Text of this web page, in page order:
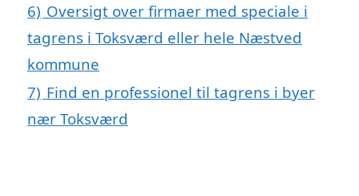
6) Oversigt over firmaer med speciale i
tagrens i Toksværd eller hele Næstved
kommune
7) Find en professionel til tagrens i byer
nær Toksværd